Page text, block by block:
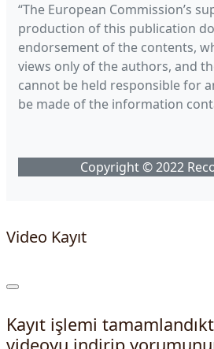
“The European Commission’s
production of this publication
endorsement of the contents,
views only of the authors, and
cannot be held responsible for
be made of the information
Copyright © 2022
Video Kayıt
Kayıt işlemi